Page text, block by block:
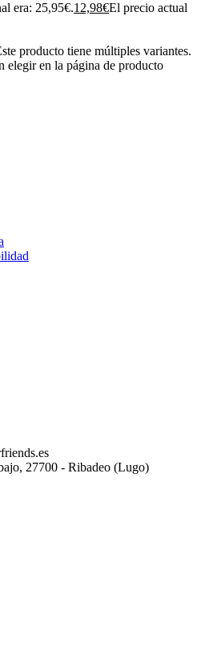
era: 25,95€.12,98€El precio actual
producto tiene múltiples variantes.
elegir en la página de producto
27700 - Ribadeo (Lugo)